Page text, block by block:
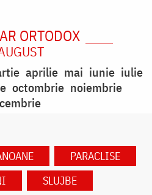
ORTODOX
aprilie mai iunie iulie
octombrie noiembrie
PARACLISE
SLUJBE